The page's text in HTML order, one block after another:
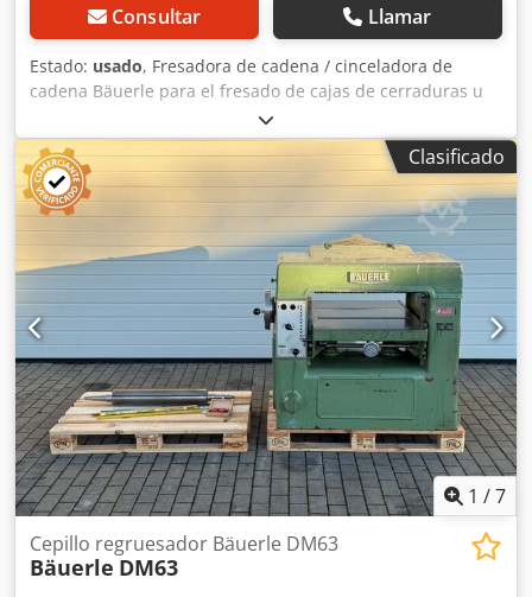
Consultar Llamar
Estado: usado, Fresadora de cadena / cinceladora de
cadena Bäuerle para el fresado de cajas de cerraduras u
otros herrajes, con mesa y unidad de fresado giratorios.
Datos técnicos: - Longitud de la espada: 40 x 150 mm
Cedpfezryp Hjx Ab Toha - Anchura de la cadena: aprox. 18-
15 mm - Motor: 1,6 kW
Clasificado
1 /7
Cepillo regruesador Bäuerle DM63
Bäuerle DM63